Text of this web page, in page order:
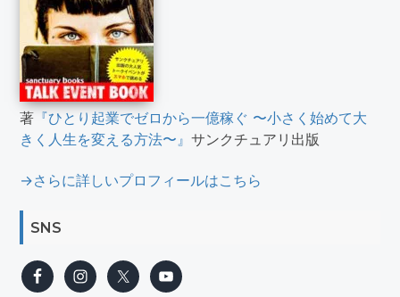
著 『ひとり起業でゼロから一億稼ぐ 〜小さく始めて大
きく人生を変える方法〜』サンクチュアリ出版
→さらに詳しいプロフィールはこちら
SNS